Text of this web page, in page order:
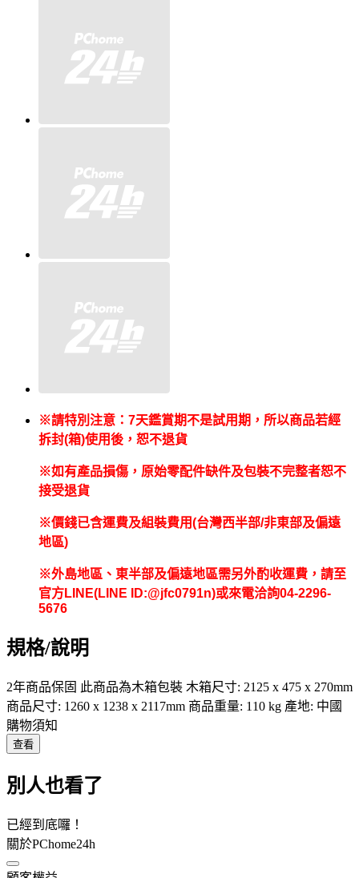
※請特別注意： 7天鑑賞期不是試用期，所以商品若經
拆封(箱)使用後，恕不退貨
※如有產品損傷，原始零配件缺件及包裝不完整者恕不
接受退貨
※價錢已含運費及組裝費用(台灣西半部/非東部及偏遠
地區)
※外島地區、東半部及偏遠地區需另外酌收運費，請至
官方LINE(LINE ID:@jfc0791n)或來電洽詢04-2296-
5676
規格/說明
2年商品保固 此商品為木箱包裝 木箱尺寸: 2125 x 475 x 270mm
商品尺寸: 1260 x 1238 x 2117mm 商品重量: 110 kg 產地: 中國
購物須知
查看
別人也看了
已經到底囉！
關於PChome24h